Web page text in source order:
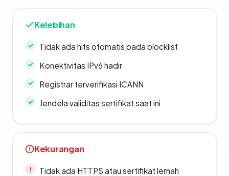
Kelebihan
Tidak ada hits otomatis pada blocklist
Konektivitas IPv6 hadir
Registrar terverifikasi ICANN
Jendela validitas sertifikat saat ini
Kekurangan
Tidak ada HTTPS atau sertifikat lemah